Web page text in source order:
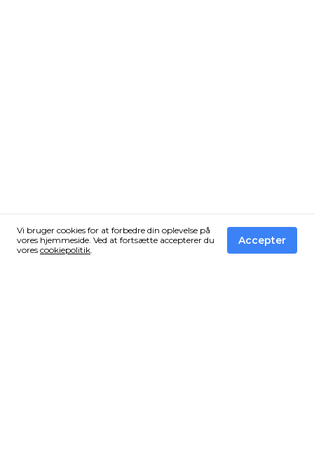
Vi bruger cookies for at forbedre din oplevelse på
vores hjemmeside. Ved at fortsætte accepterer du
vores cookiepolitik.
Accepter